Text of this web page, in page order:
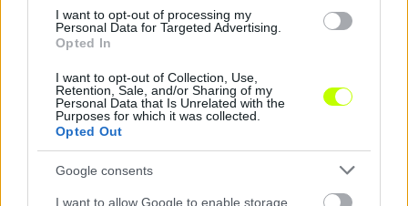
I want to opt-out of processing my
Personal Data for Targeted Advertising.
Opted In
I want to opt-out of Collection, Use,
Retention, Sale, and/or Sharing of my
Personal Data that Is Unrelated with the
Purposes for which it was collected.
Opted Out
Google consents
I want to allow Google to enable storage